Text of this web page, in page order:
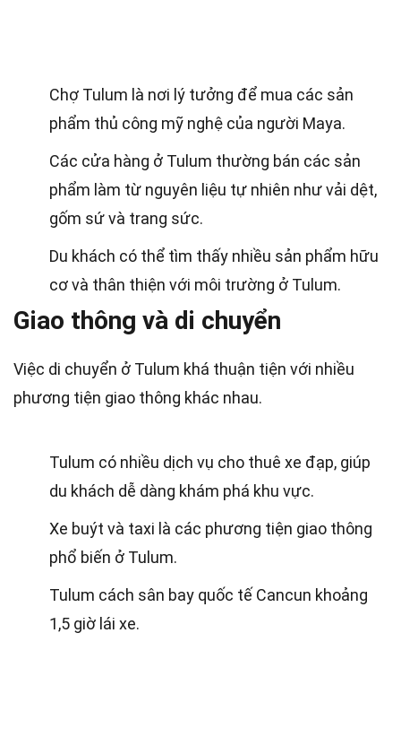
Chợ Tulum là nơi lý tưởng để mua các sản
phẩm thủ công mỹ nghệ của người Maya.
Các cửa hàng ở Tulum thường bán các sản
phẩm làm từ nguyên liệu tự nhiên như vải dệt,
gốm sứ và trang sức.
Du khách có thể tìm thấy nhiều sản phẩm hữu
cơ và thân thiện với môi trường ở Tulum.
Giao thông và di chuyển
Việc di chuyển ở Tulum khá thuận tiện với nhiều
phương tiện giao thông khác nhau.
Tulum có nhiều dịch vụ cho thuê xe đạp, giúp
du khách dễ dàng khám phá khu vực.
Xe buýt và taxi là các phương tiện giao thông
phổ biến ở Tulum.
Tulum cách sân bay quốc tế Cancun khoảng
1,5 giờ lái xe.